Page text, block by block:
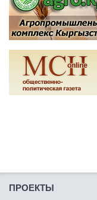
ПРОЕКТЫ